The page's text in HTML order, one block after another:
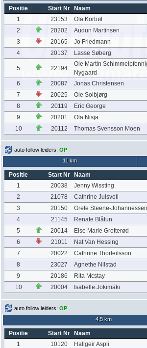
Positie Start Nr
Naam
1
23153
Ola Korbøl
2
20202
Audun Martinsen
3
20165
Jo Friedmann
4
20137 Lasse Søberg
5 22194
Ole Martin
Nygaard
6
20087
Jonas Christensen
7
20025
Ole Solbjørg
8
20119
Eric George
9
20201
Ola Nisja
10
20112 Thomas Svensson Moen
auto follow leiders: OP
11 km
Positie Start Nr
Naam
1
20038
Jenny Wissting
2
21078
Cathrine Julsvoll
3
20150
Grete Steene-Johannessen
4
21145
Renate Blåtun
5
20014
Else Marie Grotterød
6
21011
Nat Van Hessing
7
20022
Cathrine Thorleifsson
8
23027
Agnethe Nilstad
9
20186
Rita Mcstay
10
20004 Isabelle Jokimäki
auto follow leiders: OP
4,5 km
Positie Start Nr
Naam
1
10120
Hallgeir Aspli